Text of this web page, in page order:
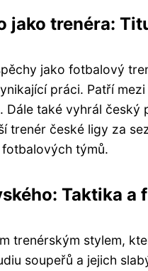
jako trenéra:
jako fotbalový
práci. Patří
Dále také vyhrál
trenér české ligy za
týmů.
Taktika a
trenérským stylem,
soupeřů a jejich